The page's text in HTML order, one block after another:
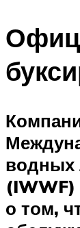
водных
(IWWF)
о том,